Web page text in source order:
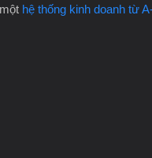
hệ thống kinh doanh từ